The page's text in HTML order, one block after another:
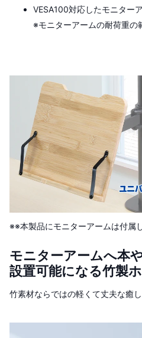
VESA100対応したモニター
※モニターアームの耐荷重の
※※本製品にモニターアームは付属
モニターアームへ本
設置可能になる竹製
竹素材ならではの軽くて丈夫な癒し